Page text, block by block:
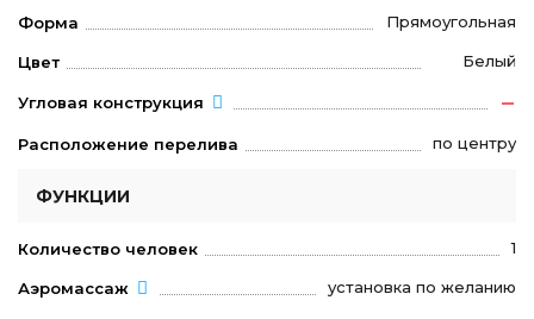
Форма Прямоугольная
Цвет Белый
Угловая конструкция
Расположение перелива по центру
ФУНКЦИИ
Количество человек 1
Аэромассаж установка по желанию